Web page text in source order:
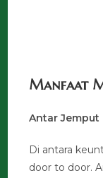
Manfaat
Antar Jemput
Di antara
door to door.